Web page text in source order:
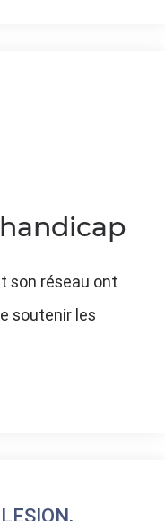
son réseau ont
soutenir les